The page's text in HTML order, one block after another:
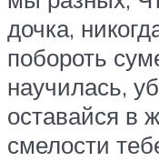
дочка,
побороть
научилась,
оставайся в
смелости